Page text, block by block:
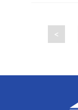
<